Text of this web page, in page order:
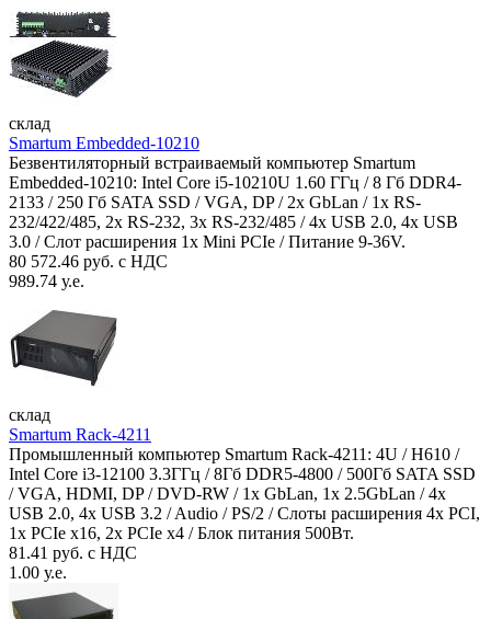
склад
Smartum Embedded-10210
Безвентиляторный встраиваемый компьютер Smartum
Embedded-10210: Intel Core i5-10210U 1.60 ГГц / 8 Гб DDR4-
2133 / 250 Гб SATA SSD / VGA, DP / 2х GbLan / 1х RS-
232/422/485, 2x RS-232, 3x RS-232/485 / 4x USB 2.0, 4х USB
3.0 / Слот расширения 1x Mini PCIe / Питание 9-36V.
80 572.46 руб. с НДС
989.74 у.е.
склад
Smartum Rack-4211
Промышленный компьютер Smartum Rack-4211: 4U / H610 /
Intel Core i3-12100 3.3ГГц / 8Гб DDR5-4800 / 500Гб SATA SSD
/ VGA, HDMI, DP / DVD-RW / 1x GbLan, 1x 2.5GbLan / 4x
USB 2.0, 4x USB 3.2 / Audio / PS/2 / Слоты расширения 4x PCI,
1x PCIe x16, 2x PCIe x4 / Блок питания 500Вт.
81.41 руб. с НДС
1.00 у.е.